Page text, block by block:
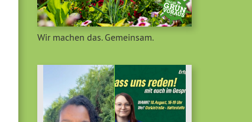
Wir machen das. Gemeinsam.